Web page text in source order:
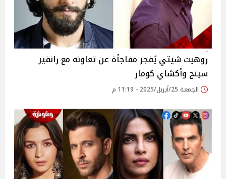
روهيت شيتي يُفجر مفاجأة عن تعاونه مع رانفير
سينج وأكشاي كومار
الجمعة 25/أبريل/2025 - 11:19 م